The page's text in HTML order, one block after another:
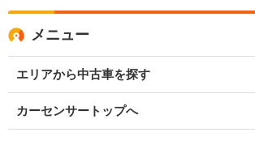
メニュー
エリアから中古車を探す
カーセンサートップへ